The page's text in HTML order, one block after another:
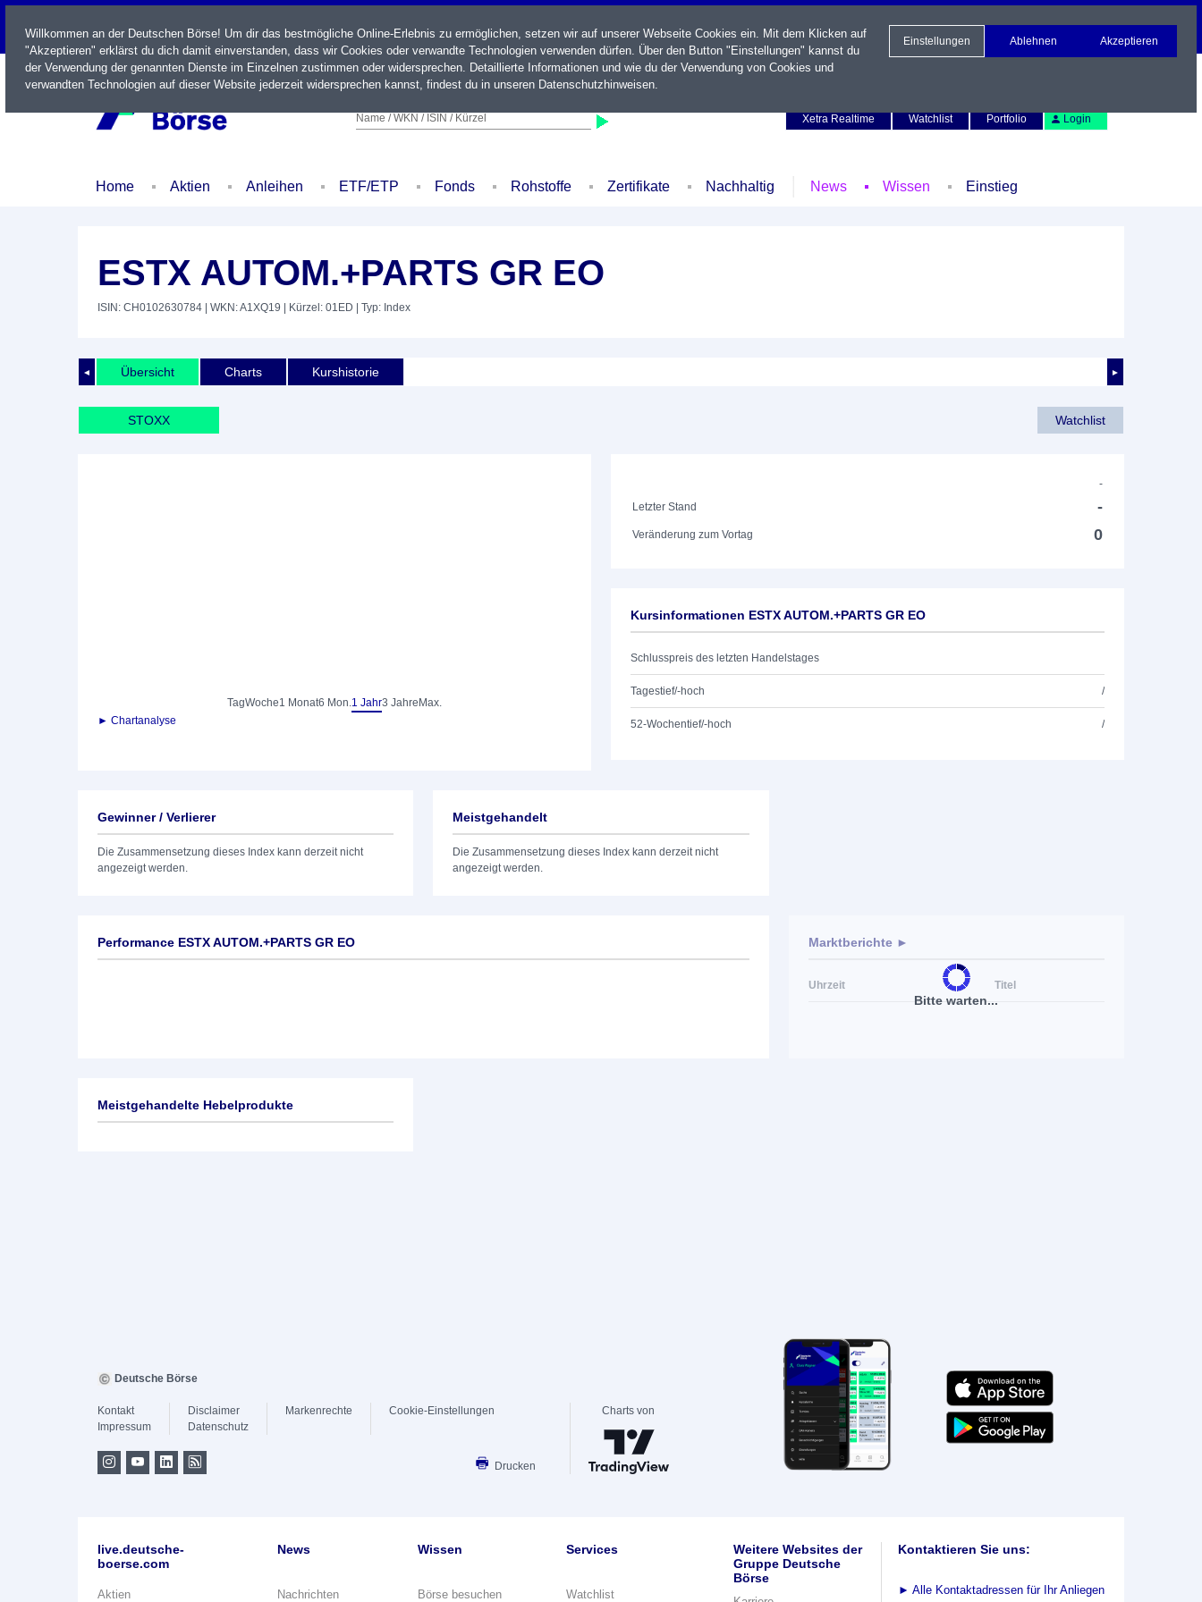
LIVE
Name / WKN / ISIN / Kürzel
Xetra Realtime
Watchlist Portfolio Login
Home Aktien Anleihen ETF/ETP Fonds Rohstoffe Zertifikate Nachhaltig News Wissen Einstieg
ESTX AUTOM.+PARTS GR EO
ISIN: CH0102630784 | WKN: A1XQ19 | Kürzel: 01ED | Typ: Index
◄ ►
Übersicht Charts Kurshistorie
STOXX Watchlist
TagWoche1 Monat6 Mon.1 Jahr3 Jahre Max.
► Chartanalyse
-
Letzter Stand
-
Veränderung zum Vortag 0
Kursinformationen ESTX AUTOM.+PARTS GR EO
Schlusspreis des letzten Handelstages
Tagestief/-hoch /
52-Wochentief/-hoch /
Gewinner / Verlierer
Die Zusammensetzung dieses Index kann derzeit nicht
angezeigt werden.
Meistgehandelt
Die Zusammensetzung dieses Index kann derzeit nicht
angezeigt werden.
Performance ESTX AUTOM.+PARTS GR EO
Bitte warten...
Marktberichte ►
Uhrzeit Titel
Meistgehandelte Hebelprodukte
Willkommen an der Deutschen Börse! Um dir das bestmögliche Online-Erlebnis zu ermöglichen, setzen wir auf unserer Webseite Cookies ein. Mit dem Klicken auf
"Akzeptieren" erklärst du dich damit einverstanden, dass wir Cookies oder verwandte Technologien verwenden dürfen. Über den Button "Einstellungen" kannst du
der Verwendung der genannten Dienste im Einzelnen zustimmen oder widersprechen. Detaillierte Informationen und wie du der Verwendung von Cookies und
verwandten Technologien auf dieser Website jederzeit widersprechen kannst, findest du in unseren Datenschutzhinweisen.
Einstellungen Ablehnen Akzeptieren
Deutsche Börse
Kontakt
Impressum
Disclaimer
Datenschutz
Markenrechte Cookie-Einstellungen
Drucken
Charts von
live.deutsche-
boerse.com
Aktien
News
Nachrichten
Wissen
Börse besuchen
Services
Watchlist
Weitere Websites der
Gruppe Deutsche
Börse
Kontaktieren Sie uns:
► Alle Kontaktadressen für Ihr Anliegen